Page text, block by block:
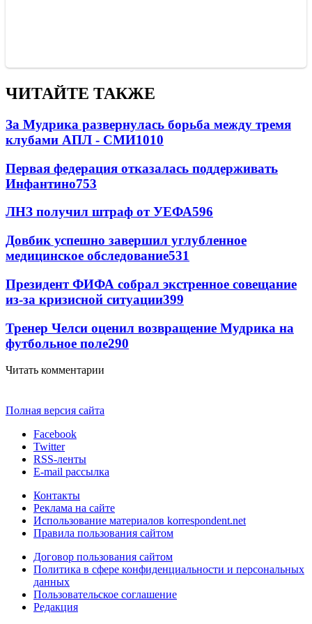
ЧИТАЙТЕ ТАКЖЕ
За Мудрика развернулась борьба между тремя
клубами АПЛ - СМИ1010
Первая федерация отказалась поддерживать
Инфантино753
ЛНЗ получил штраф от УЕФА596
Довбик успешно завершил углубленное
медицинское обследование531
Президент ФИФА собрал экстренное совещание
из-за кризисной ситуации399
Тренер Челси оценил возвращение Мудрика на
футбольное поле290
Читать комментарии
Полная версия сайта
Facebook
Twitter
RSS-ленты
E-mail рассылка
Контакты
Реклама на сайте
Использование материалов korrespondent.net
Правила пользования сайтом
Договор пользования сайтом
Политика в сфере конфиденциальности и персональных
данных
Пользовательское соглашение
Редакция